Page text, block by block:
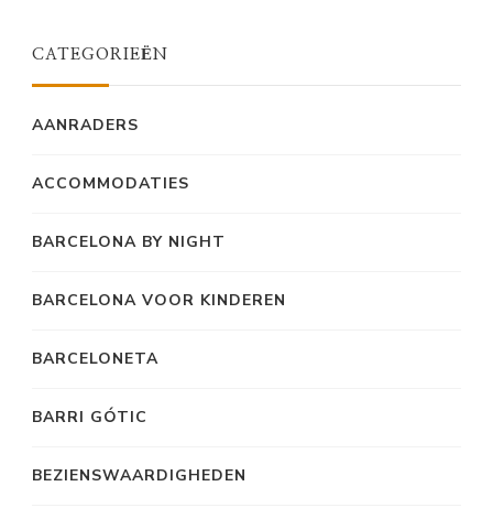
CATEGORIEËN
AANRADERS
ACCOMMODATIES
BARCELONA BY NIGHT
BARCELONA VOOR KINDEREN
BARCELONETA
BARRI GÓTIC
BEZIENSWAARDIGHEDEN